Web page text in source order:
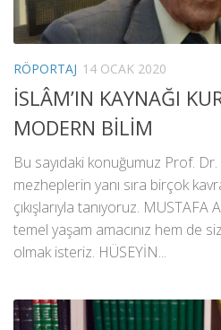
RÖPORTAJ 14 OCAK 2020
İSLÂM’IN KAYNAĞI
MODERN BİLİM
Bu sayıdaki konuğumuz Prof.
mezheplerin yanı sıra birçok
çıkışlarıyla tanıyoruz.
temel yaşam amacınız hem de
olmak isteriz. HÜSEYİN...